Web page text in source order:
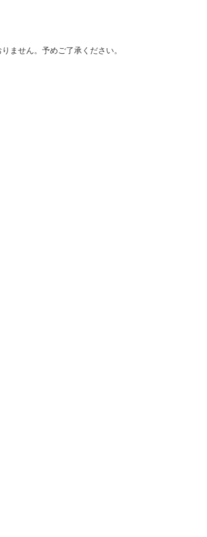
ません。予めご了承ください。